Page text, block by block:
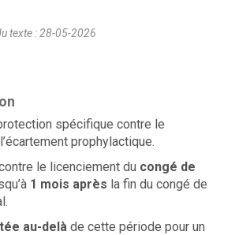
texte : 28-05-2026
spécifique contre le
prophylactique.
le licenciement du congé de
1 mois après la fin du congé de
au-delàde cette période pour un